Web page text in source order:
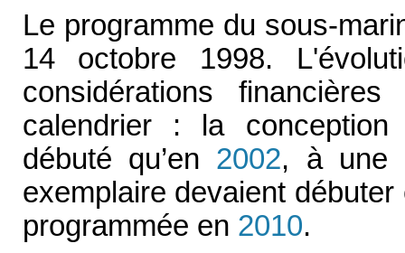
Le programme du sous-
14 octobre 1998.
considérations
calendrier : la conception
débuté qu’en 2002, à une
exemplaire devaient
programmée en 2010.